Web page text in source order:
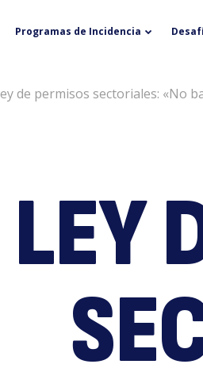
Programas de Incidencia
de permisos sectoriales: «No
LEY